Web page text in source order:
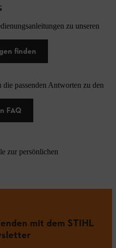
zu unseren
finden
passenden Antworten zu den
FAQ
zur persönlichen
mit dem STIHL